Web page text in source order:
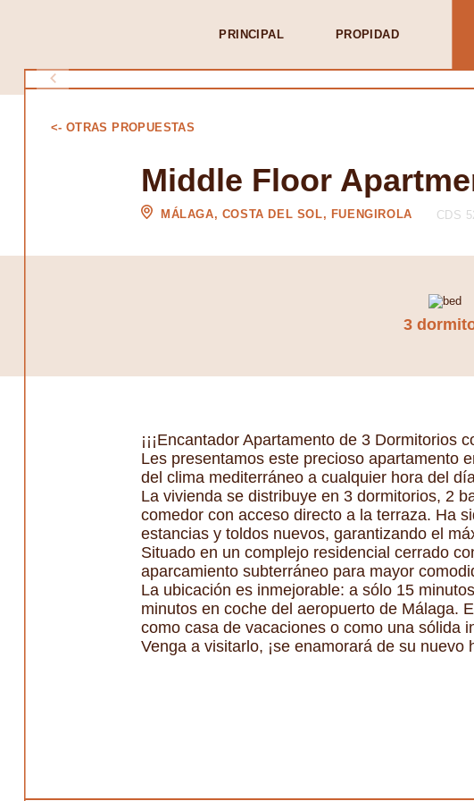
PRINCIPAL PROPIDAD
<- OTRAS PROPUESTAS
Middle Floor
MÁLAGA, COSTA DEL SOL, FUENGIROLA CDS
3
¡¡¡Encantador Apartamento de 3 Dormitorios
Les presentamos este precioso apartamento
del clima mediterráneo a cualquier hora del
La vivienda se distribuye en 3 dormitorios, 2
comedor con acceso directo a la terraza. Ha
estancias y toldos nuevos, garantizando el
Situado en un complejo residencial cerrado
aparcamiento subterráneo para mayor
La ubicación es inmejorable: a sólo 15
minutos en coche del aeropuerto de Málaga.
como casa de vacaciones o como una sólida
Venga a visitarlo, ¡se enamorará de su nuevo